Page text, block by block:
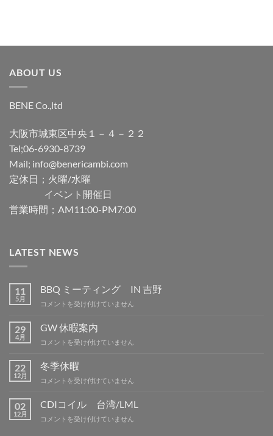
ABOUT US
BENE Co.,ltd
大阪市城東区中央１－４－２２
Tel;06-6930-8739
Mail; info@benericambi.com
定休日；火曜/水曜
イベント開催日
営業時間；AM11:00-PM7:00
LATEST NEWS
11
5月
BBQ ミーティング IN 吉野
BBQ
ー
ィ
グ
吉
は
コメントを受け付けていません
29
4月
GW 休暇案内
GW
暇
案
内
コメントを受け付けていません
22
12月
冬季休暇
冬
休
は
コメントを受け付けていません
02
12月
CDIコイル 台湾/LML
CDI
コメントを受け付けていません